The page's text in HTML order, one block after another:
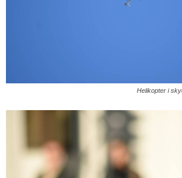
Helikopter i